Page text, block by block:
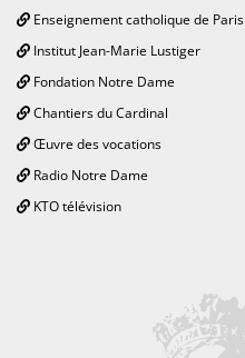
Enseignement catholique de Paris
Institut Jean-Marie Lustiger
Fondation Notre Dame
Chantiers du Cardinal
Œuvre des vocations
Radio Notre Dame
KTO télévision